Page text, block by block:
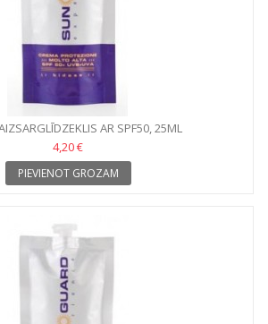
AR SPF50, 25ML
4,20 €
PIEVIENOT GROZAM